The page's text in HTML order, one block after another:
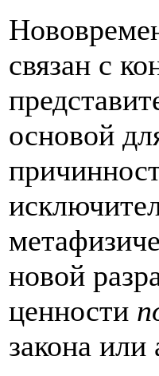
связан с
основой
новой
ценности
закона